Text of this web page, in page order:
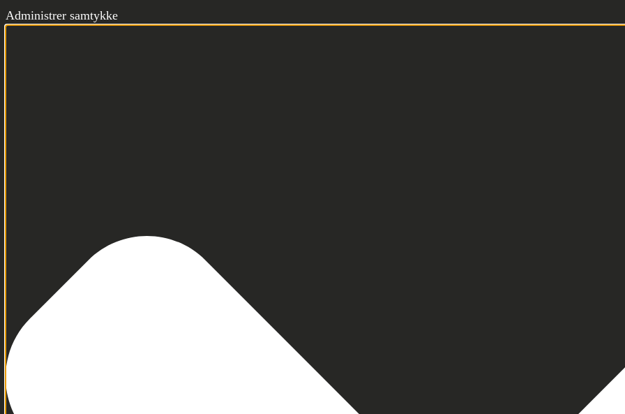
Administrer samtykke